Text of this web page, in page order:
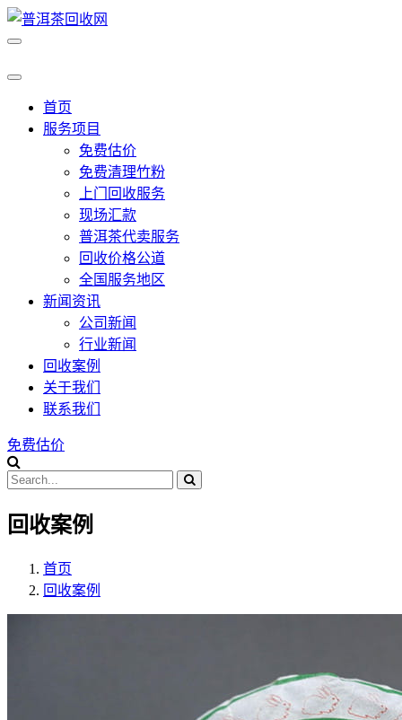
首页
服务项目
免费估价
免费清理竹粉
上门回收服务
现场汇款
普洱茶代卖服务
回收价格公道
全国服务地区
新闻资讯
公司新闻
行业新闻
回收案例
关于我们
联系我们
免费估价
回收案例
首页
回收案例